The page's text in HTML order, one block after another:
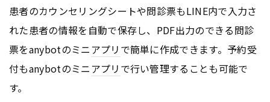
患者のカウンセリングシートや問診票もLINE内で入力さ
れた患者の情報を自動で保存し、PDF出力のできる問診
票をanybotのミニアプリ で簡単に作成できます。予約受
付もanybotのミニアプリ で行い管理することも可能で
す。